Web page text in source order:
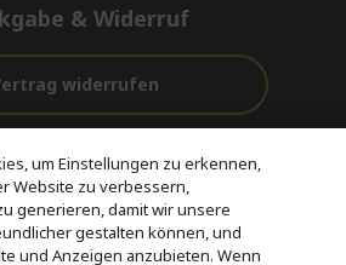
& Widerruf
widerrufen
vor und nach
dem Kauf
Zahlung
um Einstellungen zu erkennen,
Website zu verbessern,
generieren, damit wir unsere
gestalten können, und
und Anzeigen anzubieten. Wenn